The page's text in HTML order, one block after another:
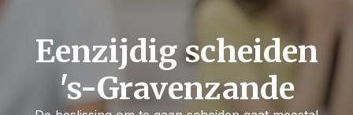
Eenzijdig scheiden
's-Gravenzande